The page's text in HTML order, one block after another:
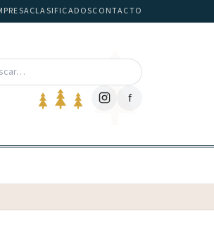
CLASIFICADOSCONTACTO
f